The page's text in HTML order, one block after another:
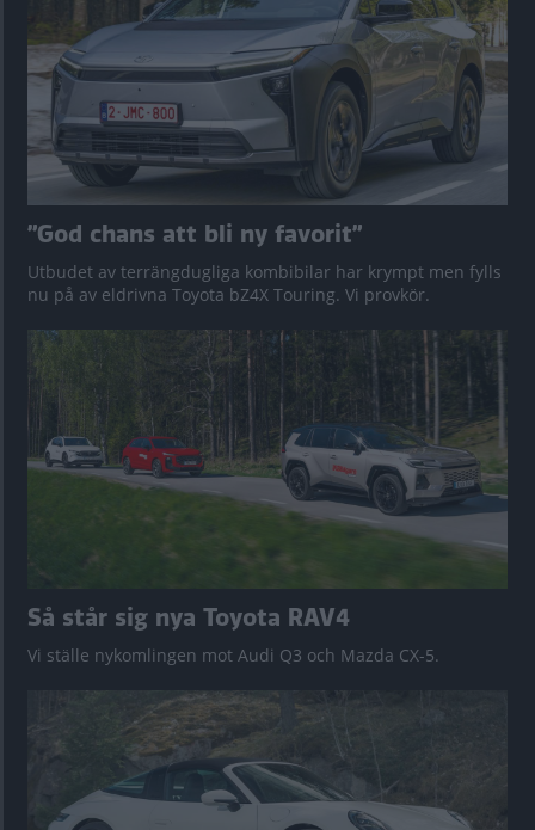
”God chans att bli ny favorit”
Utbudet av terrängdugliga kombibilar har krympt men fylls
nu på av eldrivna Toyota bZ4X Touring. Vi provkör.
Så står sig nya Toyota RAV4
Vi ställe nykomlingen mot Audi Q3 och Mazda CX-5.